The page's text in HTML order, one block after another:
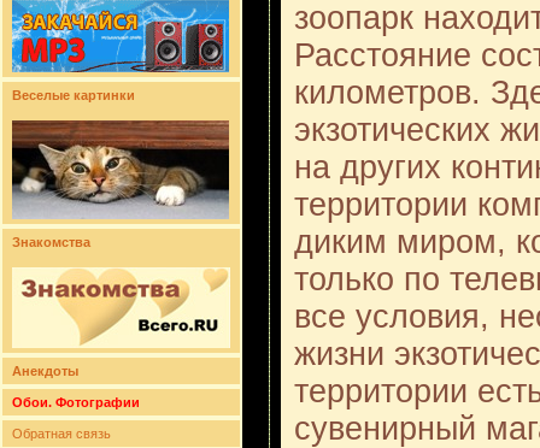
Веселые картинки
Знакомства
Анекдоты
Обои. Фотографии
Обратная связь
зоопарк
Расстояние
километров.
экзотических
на других
территории
диким миром,
только по
все условия,
жизни
территории
сувенирный